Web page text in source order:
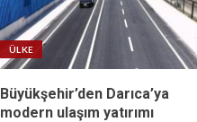
ÜLKE
Büyükşehir’den Darıca’ya
modern ulaşım yatırımı